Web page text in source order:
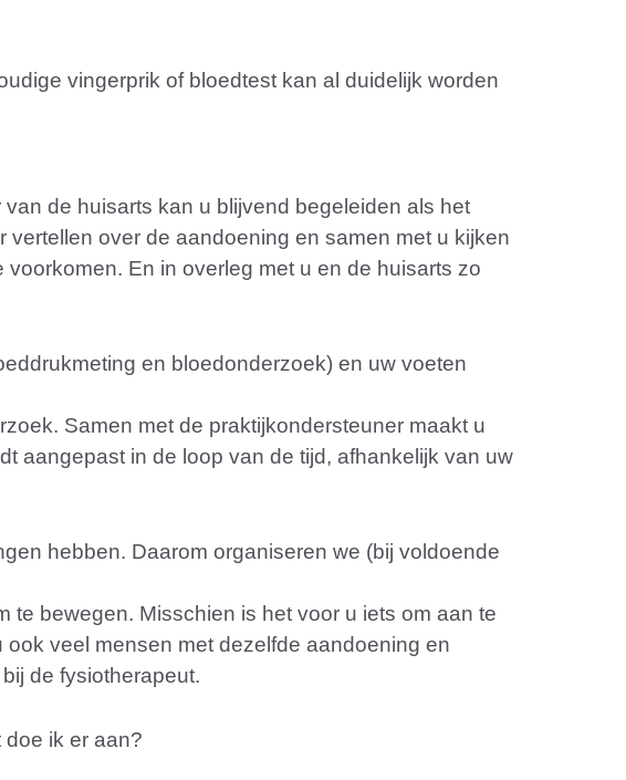
vingerprik of bloedtest kan al duidelijk worden
de huisarts kan u blijvend begeleiden als het
vertellen over de aandoening en samen met u kijken
En in overleg met u en de huisarts zo
en bloedonderzoek) en uw voeten
Samen met de praktijkondersteuner maakt u
aangepast in de loop van de tijd, afhankelijk van uw
hebben. Daarom organiseren we (bij voldoende
te bewegen. Misschien is het voor u iets om aan te
veel mensen met dezelfde aandoening en
de fysiotherapeut.
doe ik er aan?